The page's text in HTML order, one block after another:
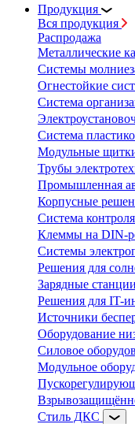
Продукция
Вся продукция
Распродажа
Металлические
Системы
Огнестойкие
Система
Система
Модульные
Трубы
Промышленная
Корпусные
Система
Клеммы на DIN-
Системы
Решения для
Зарядные
Решения для IT-
Источники
Оборудование
Силовое
Модульное
Стиль ДКС